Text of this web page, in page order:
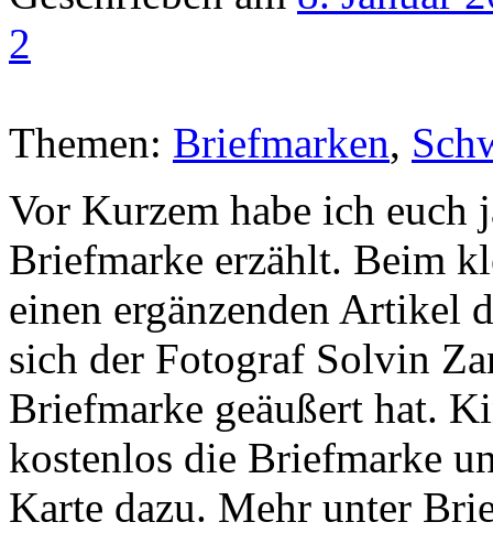
2
Themen: Briefmarken,
Vor Kurzem habe ich euch
Briefmarke erzählt. Beim
einen ergänzenden Artikel
sich der Fotograf Solvin
Briefmarke geäußert hat.
kostenlos die Briefmarke
Karte dazu. Mehr unter